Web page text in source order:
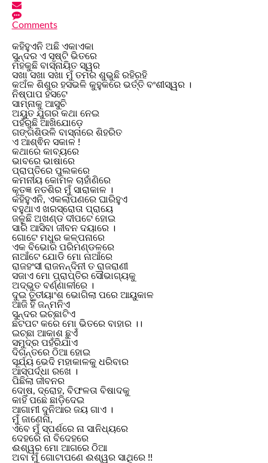
Comments
କହିହୁଏନି ଅଛି ଏକାଏକା
ସୁନ୍ଦର ଏ ସୃଷ୍ଟି ଭିତରେ
ମହକୁଛି ବାସ୍ନାୟିତ ସ୍ୱର
ସଖା ସଖା ସଖା ମୁଁ ତମର ଶୁଭୁଛି ରହିରହି
କଅଁଳ ଶିଶୁର ହସଭଳି କୁହୁକରେ ଭର୍ତ୍ତି ବଂଶୀସ୍ୱର ।
ନିଷ୍ପାପ ହସଟେ
ସାମ୍ନାକୁ ଆସୁଚି
ଅୟୁତ ଯୁଗର କଥା ନେଇ
ପହଁରୁଛି ଆଖିଯୋଡ଼େ
ଗଙ୍ଗଶିଉଳି ବାସ୍ନାରେ ଶିହରିତ
ଏ ଆଶ୍ଵିନ ସକାଳ !
କଥାରେ କାବ୍ୟରେ
ଭାବରେ ଭାଷାରେ
ପ୍ରାପ୍ତିରେ ପୁଲକରେ
କମନୀୟ କୋମଳ ଚାହାଁଣିରେ
କୃତଜ୍ଞ ନତଶିର ମୁଁ ସାରାକାଳ ।
କହିହୁଏନି, ଏକଲାପଣରେ ଘାରିହୁଏ
ବହୁଥାଏ ଖରସ୍ରୋତା ପ୍ରାୟେ
ଜଳୁଛି ଅଖଣ୍ଡ ଦୀପଟେ ହୋଇ
ସାରି ଆସିବା ଜୀବନ ଦୟାରେ ।
ଗୋଟେ ମଧୁର କଳ୍ପନାରେ
ଏକ ବିଭୋର ପରିମଣ୍ଡଳରେ
ନାଆଁଟେ ଯୋଡି ମୋ ନାଆଁରେ
ରାଜହଂସୀ ରାଜନନ୍ଦିନୀ ତ ରାଜରାଣୀ
ସଜାଏ ମୋ ପ୍ରାପ୍ତିର ସୌଭାଗ୍ୟକୁ
ଅଦ୍ଭୁତ ବର୍ଣ୍ଣାଳୀରେ ।
ଦୁଇ ତୃତୀୟାଂଶ ଭୋଗିଲା ପରେ ଆୟୁକାଳ
ଆଜି ହିଁ ଜନ୍ମନିଏ
ସୁନ୍ଦର ଇଚ୍ଛାଟିଏ
ଛଟପଟ କରେ ମୋ ଭିତରେ ବାହାର ।।
ଇଚ୍ଛା ଆକାଶ ଛୁଏଁ
ସମୁଦ୍ର ପହଁରିଯାଏ
ଦିଗନ୍ତରେ ଠିଆ ହୋଇ
ସୂର୍ଯ୍ୟ ଭେଦି ମହାକାଳକୁ ଧରିବାର
ଆସ୍ପର୍ଦ୍ଧା ରଖେ ।
ପିଛିଲା ଜୀବନର
ଦୋଷ, ଦ୍ରୋହ, ବିଫଳତା ବିଷାଦକୁ
କାହିଁ ପଛେ ଛାଡ଼ିଦେଇ
ଆଗାମୀ ଦୁନିଆର ଜୟ ଗାଏ ।
ମୁଁ ଜାଣେନା,
ଏବେ ମୁଁ ସ୍ପର୍ଶରେ ନା ସାନିଧ୍ୟରେ
ଦେହରେ ନା ବିଦେହରେ
ଈଶ୍ୱର ମୋ ଆଗରେ ଠିଆ
ଅବା ମୁଁ ଗୋଟାପଣେ ଈଶ୍ୱର ସାଥିରେ !!